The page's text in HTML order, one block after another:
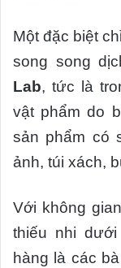
Một đặc biệt
song song
Lab, tức là
vật phẩm do
sản phẩm có
ảnh, túi xách,
Với không
thiếu nhi
hàng là các